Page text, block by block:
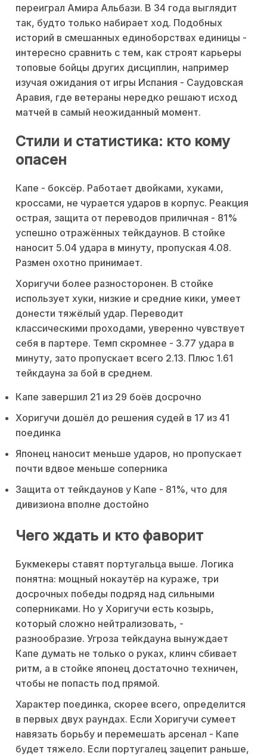
переиграл Амира Альбази. В 34 года выглядит
так, будто только набирает ход. Подобных
историй в смешанных единоборствах единицы -
интересно сравнить с тем, как строят карьеры
топовые бойцы других дисциплин, например
изучая ожидания от игры Испания - Саудовская
Аравия, где ветераны нередко решают исход
матчей в самый неожиданный момент.
Стили и статистика: кто кому
опасен
Капе - боксёр. Работает двойками, хуками,
кроссами, не чурается ударов в корпус. Реакция
острая, защита от переводов приличная - 81%
успешно отражённых тейкдаунов. В стойке
наносит 5.04 удара в минуту, пропуская 4.08.
Размен охотно принимает.
Хоригучи более разносторонен. В стойке
использует хуки, низкие и средние кики, умеет
донести тяжёлый удар. Переводит
классическими проходами, уверенно чувствует
себя в партере. Темп скромнее - 3.77 удара в
минуту, зато пропускает всего 2.13. Плюс 1.61
тейкдауна за бой в среднем.
Капе завершил 21 из 29 боёв досрочно
Хоригучи дошёл до решения судей в 17 из 41
поединка
Японец наносит меньше ударов, но пропускает
почти вдвое меньше соперника
Защита от тейкдаунов у Капе - 81%, что для
дивизиона вполне достойно
Чего ждать и кто фаворит
Букмекеры ставят португальца выше. Логика
понятна: мощный нокаутёр на кураже, три
досрочных победы подряд над сильными
соперниками. Но у Хоригучи есть козырь,
который сложно нейтрализовать, -
разнообразие. Угроза тейкдауна вынуждает
Капе думать не только о руках, клинч сбивает
ритм, а в стойке японец достаточно техничен,
чтобы не попасть под прямой.
Характер поединка, скорее всего, определится
в первых двух раундах. Если Хоригучи сумеет
навязать борьбу и перемешать арсенал - Капе
будет тяжело. Если португалец зацепит раньше,